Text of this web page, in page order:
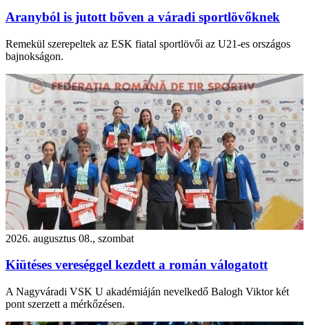
Aranyból is jutott bőven a váradi sportlövőknek
Remekül szerepeltek az ESK fiatal sportlövői az U21-es országos
bajnokságon.
2026. augusztus 08., szombat
Kiütéses vereséggel kezdett a román válogatott
A Nagyváradi VSK U akadémiáján nevelkedő Balogh Viktor két
pont szerzett a mérkőzésen.